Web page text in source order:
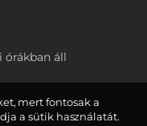
órákban áll
mert fontosak a
a sütik használatát.